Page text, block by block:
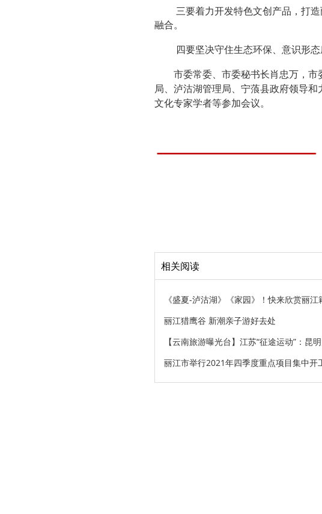
三要着力开发特色文创产品，打
融合。
四要坚决守住生态环保、意识形
市委常委、市委秘书长肖忠万，
局、泸沽湖管理局、宁蒗县政府领导
文化专家学者等参加会议。
相关阅读
《盛夏-泸沽湖》《家园》！快来欣赏丽
丽江猎鹰谷 新潮亲子游好去处
【云南旅游曝光台】江苏“征途运动”：
丽江市举行2021年四季度重点项目集中